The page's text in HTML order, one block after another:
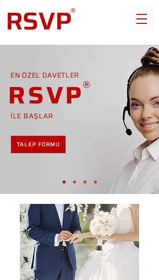
EN ÖZEL DAVETLER
RSVP
İLE BAŞLAR
TALEP FORMU